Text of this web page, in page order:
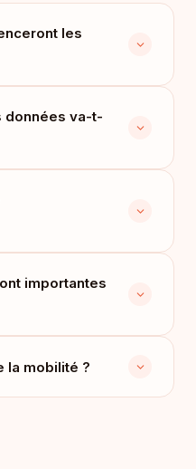
les
données va-t-
importantes
la mobilité ?